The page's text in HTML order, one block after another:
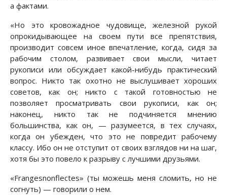
а фактами.
«Но это кровожадное чудовище, железной рукой
опрокидывающее на своем пути все препятствия,
производит совсем иное впечатление, когда, сидя за
рабочим столом, развивает свои мысли, читает
рукописи или обсуждает какой-нибудь практический
вопрос. Никто так охотно не выслушивает хороших
советов, как он; никто с такой готовностью не
позволяет просматривать свои рукописи, как он;
наконец, никто так не подчиняется мнению
большинства, как он, — разумеется, в тех случаях,
когда он убежден, что это не повредит рабочему
классу. Ибо он не отступит от своих взглядов ни на шаг,
хотя бы это повело к разрыву с лучшими друзьями.
«Frangesnonflectes» (ты можешь меня сломить, но не
согнуть) — говорили о нем.